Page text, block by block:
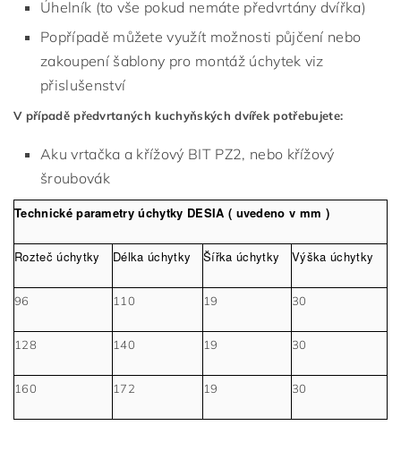
Úhelník (to vše pokud nemáte předvrtány dvířka)
Popřípadě můžete využít možnosti půjčení nebo
zakoupení šablony pro montáž úchytek viz
přislušenství
V případě předvrtaných kuchyňských dvířek potřebujete:
Aku vrtačka a křížový BIT PZ2, nebo křížový
šroubovák
Technické parametry úchytky DESIA ( uvedeno v mm )
Rozteč úchytky Délka úchytky Šířka úchytky Výška úchytky
96 110 19 30
128 140 19 30
160 172 19 30